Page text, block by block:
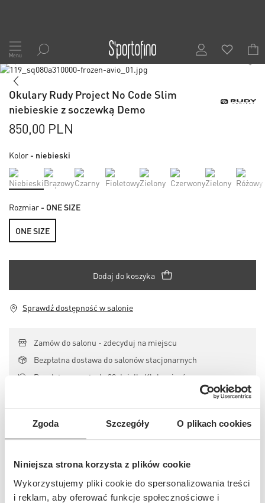
Zgoda Szczegóły O plikach cookies
Niniejsza strona korzysta z plików cookie
Wykorzystujemy pliki cookie do spersonalizowania treści
i reklam, aby oferować funkcje społecznościowe i
Przejdź
do
treści
Menu
Skip
the
end
the
images
1/5
Skip
the
beginning
the
gallery
Okulary Rudy Project No Code Slim
niebieskie z soczewką Demo
850,00 PLN
Kolor - niebieski
Rozmiar - ONE SIZE
ONE SIZE
Dodaj do koszyka
Sprawdź dostępność w salonie
Zamów do salonu - zdecyduj na miejscu
Bezpłatna dostawa do salonów stacjonarnych
Bezpłatne zwroty do 30 dni dla Klubowiczów
Opis i detale